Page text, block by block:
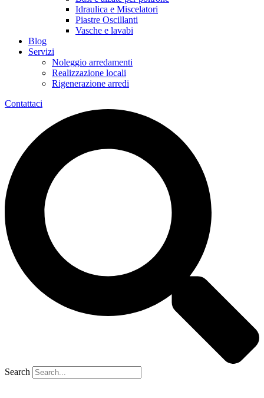
Idraulica e Miscelatori
Piastre Oscillanti
Vasche e lavabi
Blog
Servizi
Noleggio arredamenti
Realizzazione locali
Rigenerazione arredi
Contattaci
Search